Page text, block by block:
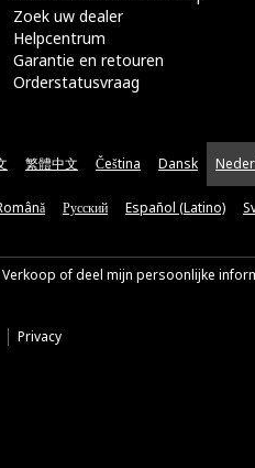
Zoek uw dealer
Helpcentrum
Garantie en retouren
Orderstatusvraag
繁體中文 Čeština Dansk
Русский Español (Latino)
Verkoop of deel mijn persoonlijke
Privacy